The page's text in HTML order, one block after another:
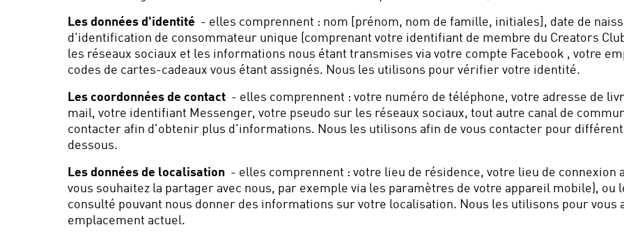
Les données d'identité - elles comprennent : nom [prénom, nom de famille, initiales], date de
d'identification de consommateur unique (comprenant votre identifiant de membre du Creators
les réseaux sociaux et les informations nous étant transmises via votre compte Facebook , votre
codes de cartes-cadeaux vous étant assignés. Nous les utilisons pour vérifier votre identité.
Les coordonnées de contact - elles comprennent : votre numéro de téléphone, votre adresse de
mail, votre identifiant Messenger, votre pseudo sur les réseaux sociaux, tout autre canal de
contacter afin d'obtenir plus d'informations. Nous les utilisons afin de vous contacter pour
dessous.
Les données de localisation - elles comprennent : votre lieu de résidence, votre lieu de connexion
vous souhaitez la partager avec nous, par exemple via les paramètres de votre appareil mobile), ou
consulté pouvant nous donner des informations sur votre localisation. Nous les utilisons pour vous
emplacement actuel.